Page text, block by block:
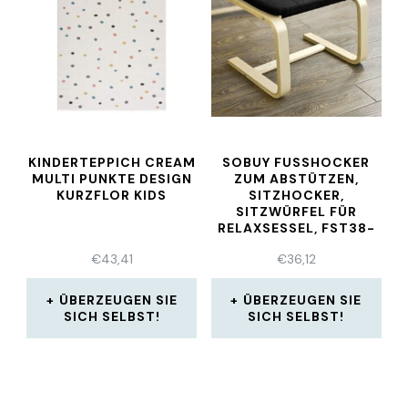
KINDERTEPPICH CREAM
MULTI PUNKTE DESIGN
KURZFLOR KIDS
€43,41
ÜBERZEUGEN SIE
SICH SELBST!
SOBUY FUSSHOCKER Z
UM ABSTÜTZEN, S
ITZHOCKER, S
ITZWÜRFEL FÜR R
ELAXSESSEL, FST38-S
€36,12
ÜBERZEUGEN SIE
SICH SELBST!